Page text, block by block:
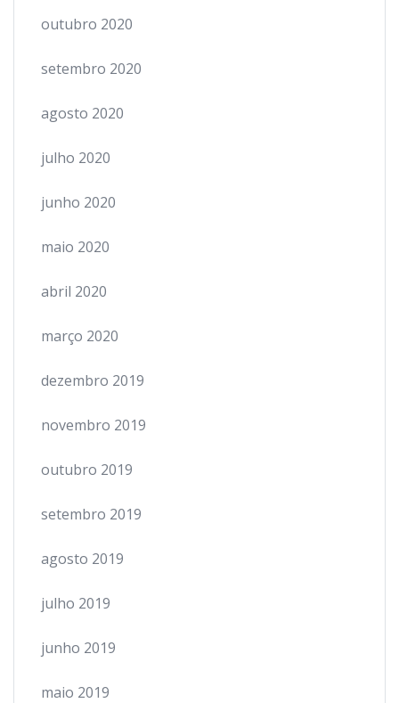
outubro 2020
setembro 2020
agosto 2020
julho 2020
junho 2020
maio 2020
abril 2020
março 2020
dezembro 2019
novembro 2019
outubro 2019
setembro 2019
agosto 2019
julho 2019
junho 2019
maio 2019